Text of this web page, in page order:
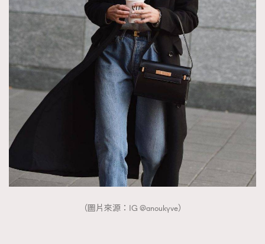
（圖片來源：IG @anoukyve）